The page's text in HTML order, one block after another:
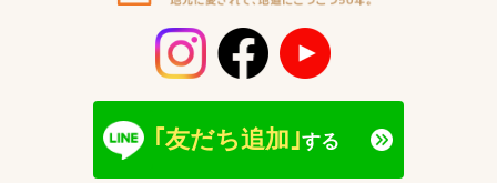
｢友だち追加｣する